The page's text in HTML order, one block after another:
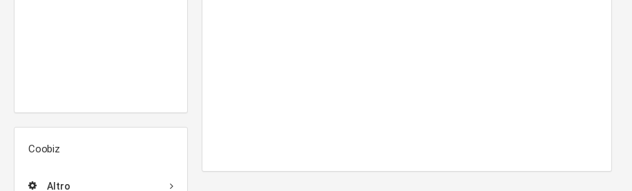
Coobiz
Altro